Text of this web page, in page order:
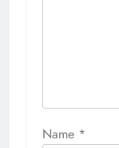
Name *